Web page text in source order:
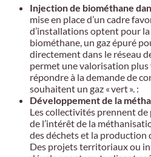
Injection de biométhane
mise en place d’un cadre
d’installations optent pour
biométhane, un gaz épuré
directement dans le réseau
permet une valorisation
répondre à la demande de
souhaitent un gaz « vert ». :
Développement de la
Les collectivités prennent de
de l’intérêt de la
des déchets et la production
Des projets territoriaux ou